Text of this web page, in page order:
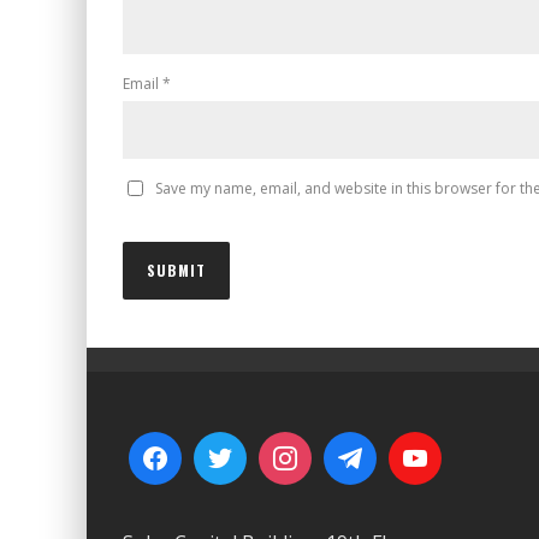
Email *
Save my name, email, and website in this browser for